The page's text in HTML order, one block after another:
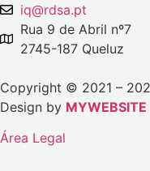
iq@rdsa.pt
Rua 9 de Abril nº7
2745-187 Queluz
Copyright © 2021 –
Design by MYWEBSITE
Área Legal